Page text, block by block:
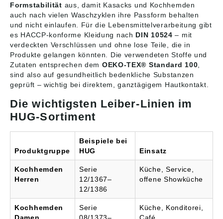
Formstabilität aus, damit Kasacks und Kochhemden
auch nach vielen Waschzyklen ihre Passform behalten
und nicht einlaufen. Für die Lebensmittelverarbeitung gibt
es HACCP-konforme Kleidung nach DIN 10524 – mit
verdeckten Verschlüssen und ohne lose Teile, die in
Produkte gelangen könnten. Die verwendeten Stoffe und
Zutaten entsprechen dem OEKO-TEX® Standard 100
sind also auf gesundheitlich bedenkliche Substanzen
geprüft – wichtig bei direktem, ganztägigem Hautkontakt.
Die wichtigsten Leiber-Linien im
HUG-Sortiment
Produktgruppe
Beispiele bei
HUG
Einsatz
Kochhemden
Herren
Serie
12/1367–
12/1386
Küche, Service,
offene Showküche
Kochhemden
Serie
Küche, Konditorei,